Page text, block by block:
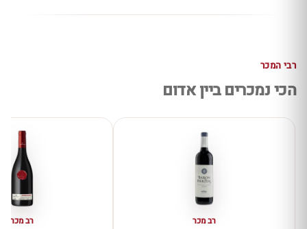
רבי המכר
הכי נמכרים ביין אדום
רב מכר רב מכר